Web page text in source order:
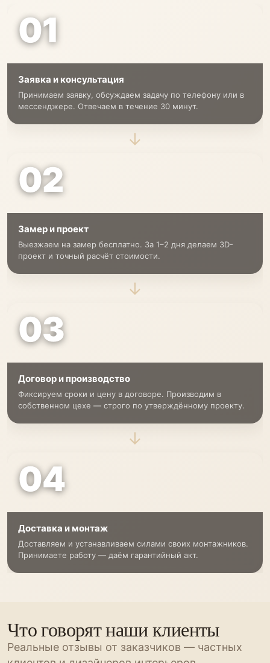
01
Заявка и консультация
Принимаем заявку, обсуждаем задачу по телефону или в
мессенджере. Отвечаем в течение 30 минут.
→
02
Замер и проект
Выезжаем на замер бесплатно. За 1–2 дня делаем 3D-
проект и точный расчёт стоимости.
→
03
Договор и производство
Фиксируем сроки и цену в договоре. Производим в
собственном цехе — строго по утверждённому проекту.
→
04
Доставка и монтаж
Доставляем и устанавливаем силами своих монтажников.
Принимаете работу — даём гарантийный акт.
Что говорят наши клиенты
Реальные отзывы от заказчиков — частных